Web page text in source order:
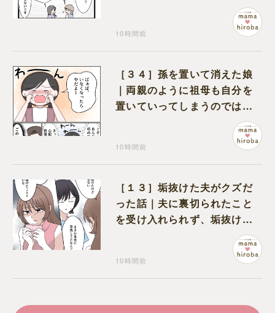
10時間前
［３４］孫を置いて消えた娘
｜両親のように祖母も自分を
置いていってしまうのでは？
と怯えて泣く孫に心が痛む
10時間前
［１３］垢抜けた夫がクズだ
った話｜夫に裏切られたこと
を受け入れられず、垢抜けた
ことが関係しているのかと嘆
10時間前